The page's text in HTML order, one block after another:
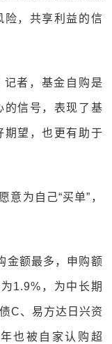
险，共享利益的信
者，基金自购是
的信号，表现了基
期望，也更有助于
意为自己“买单”，
金额最多，申购额
1.9%，为中长期
C、易方达日兴资
也被自家认购超